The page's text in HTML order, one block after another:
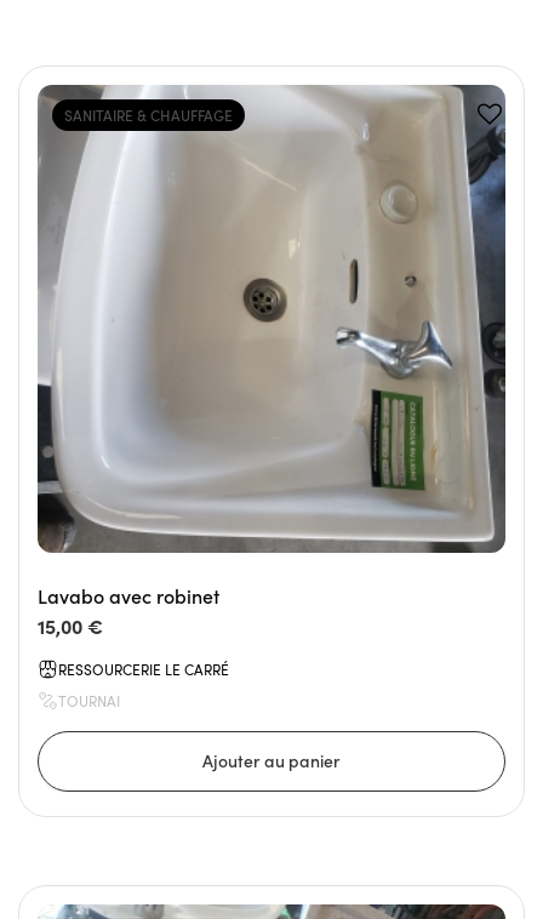
SANITAIRE & CHAUFFAGE
Lavabo avec robinet
15,00 €
RESSOURCERIE LE CARRÉ
TOURNAI